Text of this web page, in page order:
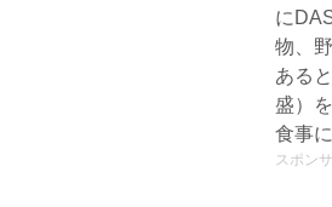
に
物、
ある
盛）
食事
スポン